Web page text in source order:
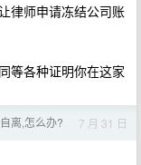
律师申请冻结公司账
等各种证明你在这家
离,怎么办? 7 月 31 日